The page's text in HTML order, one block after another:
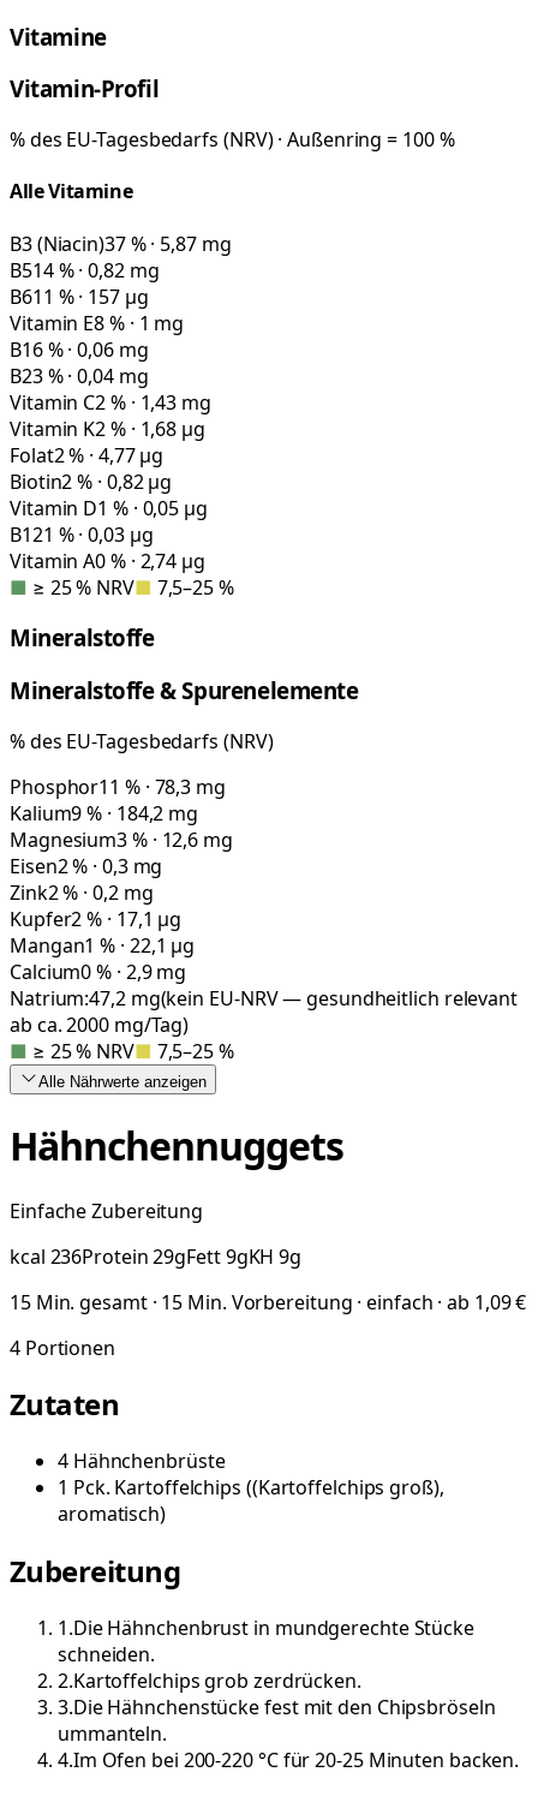
Vitamine
Vitamin-Profil
% des EU-Tagesbedarfs (NRV) · Außenring = 100 %
Alle Vitamine
B3 (Niacin)37 % · 5,87 mg
B514 % · 0,82 mg
B611 % · 157 µg
Vitamin E8 % · 1 mg
B16 % · 0,06 mg
B23 % · 0,04 mg
Vitamin C2 % · 1,43 mg
Vitamin K2 % · 1,68 µg
Folat2 % · 4,77 µg
Biotin2 % · 0,82 µg
Vitamin D1 % · 0,05 µg
B121 % · 0,03 µg
Vitamin A0 % · 2,74 µg
■ ≥ 25 % NRV■ 7,5–25 %
Mineralstoffe
Mineralstoffe & Spurenelemente
% des EU-Tagesbedarfs (NRV)
Phosphor11 % · 78,3 mg
Kalium9 % · 184,2 mg
Magnesium3 % · 12,6 mg
Eisen2 % · 0,3 mg
Zink2 % · 0,2 mg
Kupfer2 % · 17,1 µg
Mangan1 % · 22,1 µg
Calcium0 % · 2,9 mg
Natrium:47,2mg(kein EU-NRV — gesundheitlich relevant
ab ca. 2000 mg/Tag)
■ ≥ 25 % NRV■ 7,5–25 %
Alle Nährwerte anzeigen
Hähnchennuggets
Einfache Zubereitung
kcal 236Protein 29gFett9gKH 9g
15 Min. gesamt · 15 Min. Vorbereitung · einfach · ab 1,09 €
4 Portionen
Zutaten
4 Hähnchenbrüste
1 Pck. Kartoffelchips ((Kartoffelchips groß),
aromatisch)
Zubereitung
1.Die Hähnchenbrust in mundgerechte Stücke
schneiden.
2.Kartoffelchips grob zerdrücken.
3.Die Hähnchenstücke fest mit den Chipsbröseln
ummanteln.
4.Im Ofen bei 200-220 °C für 20-25 Minuten backen.